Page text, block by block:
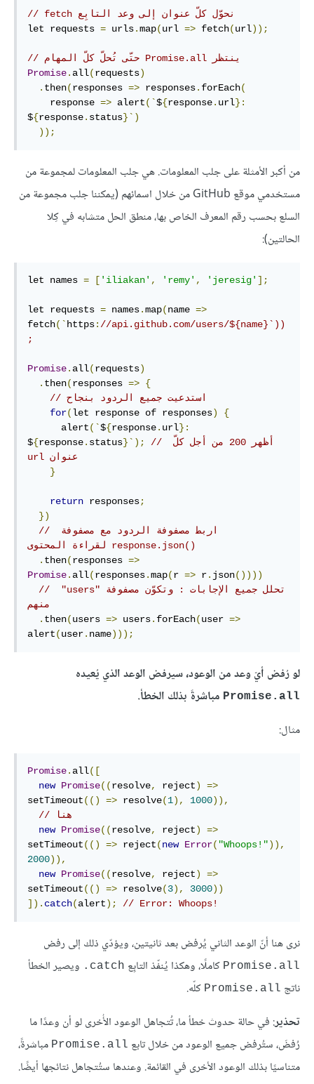
// ‫نحوّل كلّ عنوان إلى وعد التابِع fetch
let requests = urls.map(url => fetch(url));
// ‫ينتظر Promise.all حتّى تُحلّ كلّ المهام
Promise. all(requests)
. then(responses => responses. forEach(
    response
=> alert(`${response. url}:
${response. status}`)
));
من أكبر الأمثلة على جلب المعلومات. هي جلب المعلومات لمجموعة من
مستخدمي موقع GitHub من خلال اسمائهم (يمكننا جلب مجموعة من
السلع بحسب رقم المعرف الخاص بها، منطق الحل متشابه في كِلا
الحالتين):
let names = [ 'iliakan' , 'remy' , 'jeresig' ];
let requests = names.map(name =>
fetch(` https: //api.github.com/users/${name}`))
;
Promise. all(requests)
. then(responses => {
// استدعيت جميع الردود بنجاح
for(let response of responses)
{
      alert
(`${response. url}:
${response. status}`);
// ‫أظهر 200 من أجل كلّ
عنوان url
}
return responses;
})
// ‫اربط مصفوفة الردود مع مصفوفة
response.json()‎ لقراءة المحتوى
. then(responses =>
Promise. all(responses.map(r => r. json())))
// ‫تحلل جميع الإجابات : وتكوّن مصفوفة "users"
منهم
. then(users => users. forEach(user =>
alert(user. name)));
لو رُفض أيّ وعد من الوعود، سيرفض الوعد الذي يُعيده
Promise.all مباشرةً بذلك الخطأ.
مثال:
Promise. all([
new Promise((resolve, reject)
=>
setTimeout(() => resolve(1), 1000)),
// هنا
new Promise((resolve, reject)
=>
setTimeout(() => reject(new Error( "Whoops!")),
2000)),
new Promise((resolve, reject)
=>
setTimeout(() => resolve(3), 3000))
]). catch(alert); // Error: Whoops!
نرى هنا أنّ الوعد الثاني يُرفض بعد ثانيتين، ويؤدّي ذلك إلى رفض
Promise.all كاملًا، وهكذا يُنفّذ التابِع ‎.catch ويصير الخطأ
ناتج Promise.all كلّه.
تحذير: في حالة حدوث خطأ ما، تُتجاهل الوعود الأُخرى لو أن وعدًا ما
رُفضَ، ستُرفض جميع الوعود من خلال تابع Promise.all مباشرةً،
متناسيًا بذلك الوعود الأخرى في القائمة. وعندها ستُتجاهل نتائجها أيضًا.